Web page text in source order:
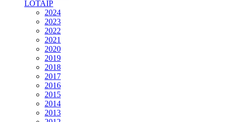
LOTAIP
2024
2023
2022
2021
2020
2019
2018
2017
2016
2015
2014
2013